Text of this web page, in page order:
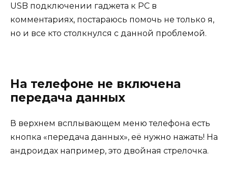
USB подключении гаджета к PC в
комментариях, постараюсь помочь не только я,
но и все кто столкнулся с данной проблемой.
На телефоне не включена
передача данных
В верхнем всплывающем меню телефона есть
кнопка «передача данных», её нужно нажать! На
андроидах например, это двойная стрелочка.